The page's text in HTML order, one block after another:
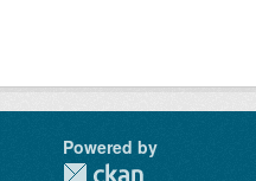
Powered by